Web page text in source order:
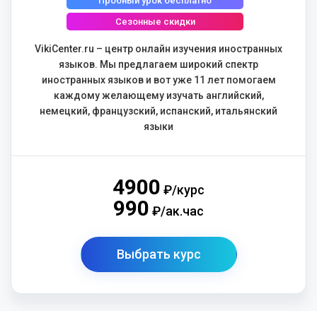
Сезонные скидки
VikiCenter.ru – центр онлайн изучения иностранных
языков. Мы предлагаем широкий спектр
иностранных языков и вот уже 11 лет помогаем
каждому желающему изучать английский,
немецкий, французский, испанский, итальянский
языки
4900 ₽/курс
990 ₽/ак.час
Выбрать курс